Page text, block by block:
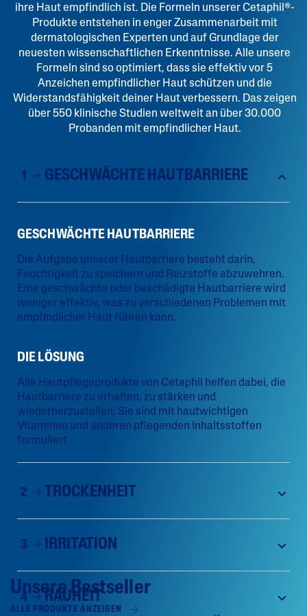
ihre Haut empfindlich ist. Die Formeln unserer Cetaphil®-
Produkte entstehen in enger Zusammenarbeit mit
dermatologischen Experten und auf Grundlage der
neuesten wissenschaftlichen Erkenntnisse. Alle unsere
Formeln sind so optimiert, dass sie effektiv vor 5
Anzeichen empfindlicher Haut schützen und die
Widerstandsfähigkeit deiner Haut verbessern. Das zeigen
über 550 klinische Studien weltweit an über 30.000
Probanden mit empfindlicher Haut.
1 GESCHWÄCHTE HAUTBARRIERE
GESCHWÄCHTE HAUTBARRIERE​
Die Aufgabe unserer Hautbarriere besteht darin,
Feuchtigkeit zu speichern und Reizstoffe abzuwehren.
Eine geschwächte oder beschädigte Hautbarriere wird
weniger effektiv, was zu verschiedenen Problemen mit
empfindlicher Haut führen kann.
DIE LÖSUNG
Alle Hautpflegeprodukte von Cetaphil helfen dabei, die
Hautbarriere zu erhalten, zu stärken und
wiederherzustellen. Sie sind mit hautwichtigen
Vitaminen und anderen pflegenden Inhaltsstoffen
formuliert​​
2 TROCKENHEIT
3 IRRITATION
4 RAUHEIT
Unsere Bestseller
ALLE PRODUKTE ANZEIGEN